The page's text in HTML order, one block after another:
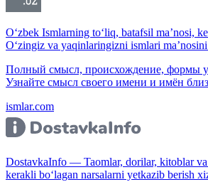
O‘zbek Ismlarning to‘liq, batafsil ma’nosi,
O‘zingiz va yaqinlaringizni ismlari
Полный смысл, происхождение, формы
Узнайте смысл своего имени и имён
ismlar.com
DostavkaInfo — Taomlar, dorilar, kitoblar
kerakli bo‘lagan narsalarni yetkazib berish